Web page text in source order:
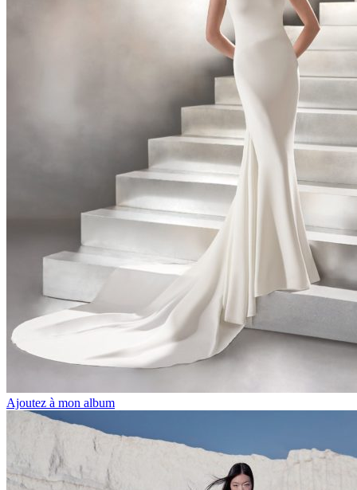
Ajoutez à mon album